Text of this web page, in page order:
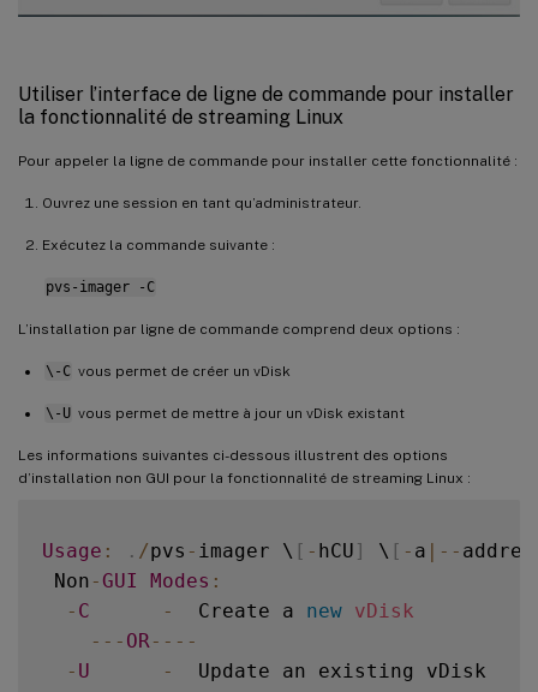
Utiliser l’interface de ligne de commande pour installer
la fonctionnalité de streaming Linux
Pour appeler la ligne de commande pour installer cette fonctionnalité :
Ouvrez une session en tant qu’administrateur.
Exécutez la commande suivante :
pvs-imager -C
L’installation par ligne de commande comprend deux options :
\-C vous permet de créer un vDisk
\-U vous permet de mettre à jour un vDisk existant
Les informations suivantes ci-dessous illustrent des options
d’installation non GUI pour la fonctionnalité de streaming Linux :
Usage : . /pvs - imager \ [ - hCU ] \ [ - a | --
Non - GUI Modes :
- C -
  Create a
new vDisk
-- - OR-- --
- U -
  Update an existing vDisk